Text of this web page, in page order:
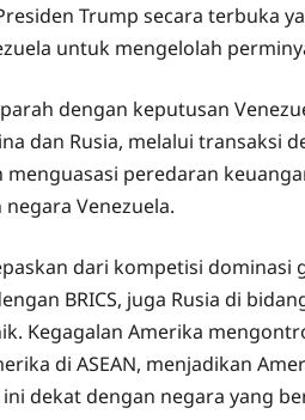
Trump secara terbuka
untuk mengelolah
dengan keputusan
dan Rusia, melalui transaksi
peredaran
Venezuela.
dari kompetisi dominasi
BRICS, juga Rusia di
Kegagalan Amerika
di ASEAN, menjadikan
dekat dengan negara yang